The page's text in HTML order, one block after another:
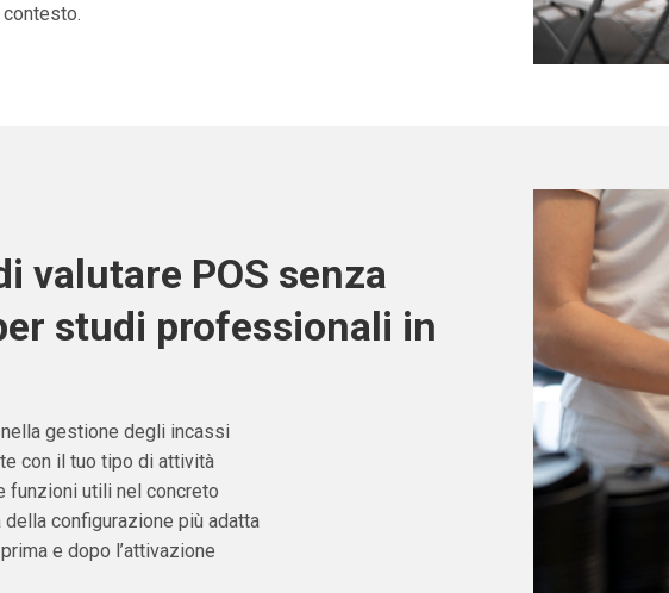
valutare POS senza
studi professionali in
gestione degli incassi
con il tuo tipo di attività
funzioni utili nel concreto
configurazione più adatta
e dopo l’attivazione